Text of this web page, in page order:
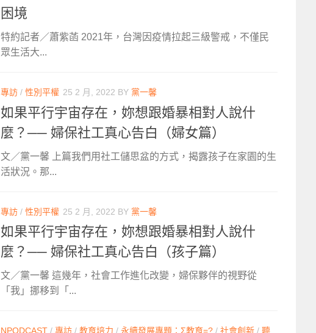
困境
特約記者／蕭紫菡 2021年，台灣因疫情拉起三級警戒，不僅民
眾生活大...
專訪 / 性別平權 25 2 月, 2022 BY 黨一馨
如果平行宇宙存在，妳想跟婚暴相對人說什
麼？── 婦保社工真心告白（婦女篇）
文／黨一馨 上篇我們用社工儲思盆的方式，揭露孩子在家園的生
活狀況。那...
專訪 / 性別平權 25 2 月, 2022 BY 黨一馨
如果平行宇宙存在，妳想跟婚暴相對人說什
麼？── 婦保社工真心告白（孩子篇）
文／黨一馨 這幾年，社會工作進化改變，婦保夥伴的視野從
「我」挪移到「...
NPODCAST / 專訪 / 教育培力 / 永續發展專題：Σ教育=? / 社會創新 / 聽